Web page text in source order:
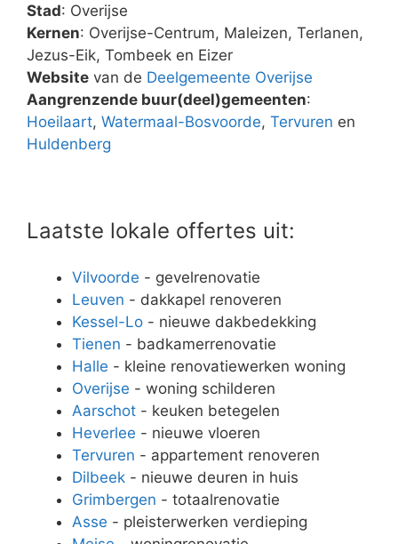
Stad: Overijse
Kernen: Overijse-Centrum, Maleizen, Terlanen,
Jezus-Eik, Tombeek en Eizer
Website van de Deelgemeente Overijse
Aangrenzende buur(deel)gemeenten:
Hoeilaart, Watermaal-Bosvoorde, Tervuren en
Huldenberg
Laatste lokale offertes uit:
Vilvoorde - gevelrenovatie
Leuven - dakkapel renoveren
Kessel-Lo - nieuwe dakbedekking
Tienen - badkamerrenovatie
Halle - kleine renovatiewerken woning
Overijse - woning schilderen
Aarschot - keuken betegelen
Heverlee - nieuwe vloeren
Tervuren - appartement renoveren
Dilbeek - nieuwe deuren in huis
Grimbergen - totaalrenovatie
Asse - pleisterwerken verdieping